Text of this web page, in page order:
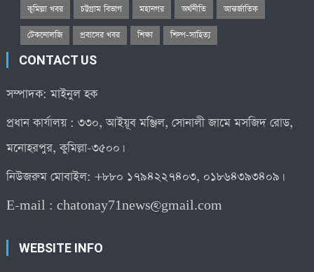
কুমিল্লা খবর চট্টগ্রাম বিভাগ মহানগর অর্থনীতি আন্তর্জাতিক
টেকনোলজি প্রবাসের খবর শিক্ষা শিল্প-সাহিত্য
CONTACT US
সম্পাদক: মাইনুল হক
প্রধান কার্যালয় : ৩৩০, আইয়ূব মঞ্জিল, সোনালী জামে মসজিদ রোড,
মনোহরপুর, কুমিল্লা-৩৫০০।
নিউজরুম মোবাইল: +৮৮০ ১৭৯৪২২৭৪০৩, ০১৮৬৪৩৯৩৪০৯।
E-mail :chatonay71news@gmail.com
WEBSITE INFO